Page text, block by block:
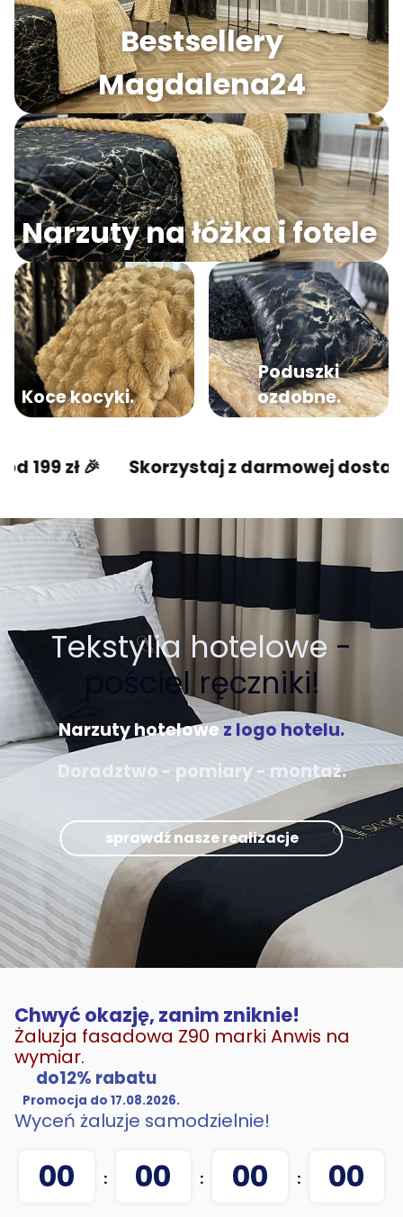
Bestsellery
Magdalena24
Narzuty na łóżka i fotele
Koce kocyki.
Poduszki
ozdobne.
Skorzystaj z darmowej dostawy od 199 zł 🎉
Tekstylia hotelowe -
pościel ręczniki!
Narzuty hotelowez logo hotelu.
Doradztwo - pomiary - montaż.
sprawdź nasze realizacje
Chwyć okazję, zanim zniknie!
Żaluzja fasadowa Z90 marki Anwis na
wymiar.
do12% rabatu
Promocja do 17.08.2026.
Wyceń żaluzje samodzielnie!
00 : 00 : 00 : 00